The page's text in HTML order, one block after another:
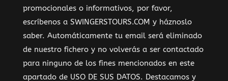
promocionales o informativos, por favor,
escríbenos a SWINGERSTOURS.COM y háznoslo
saber. Automáticamente tu email será eliminado
de nuestro fichero y no volverás a ser contactado
para ninguno de los fines mencionados en este
apartado de USO DE SUS DATOS. Destacamos y